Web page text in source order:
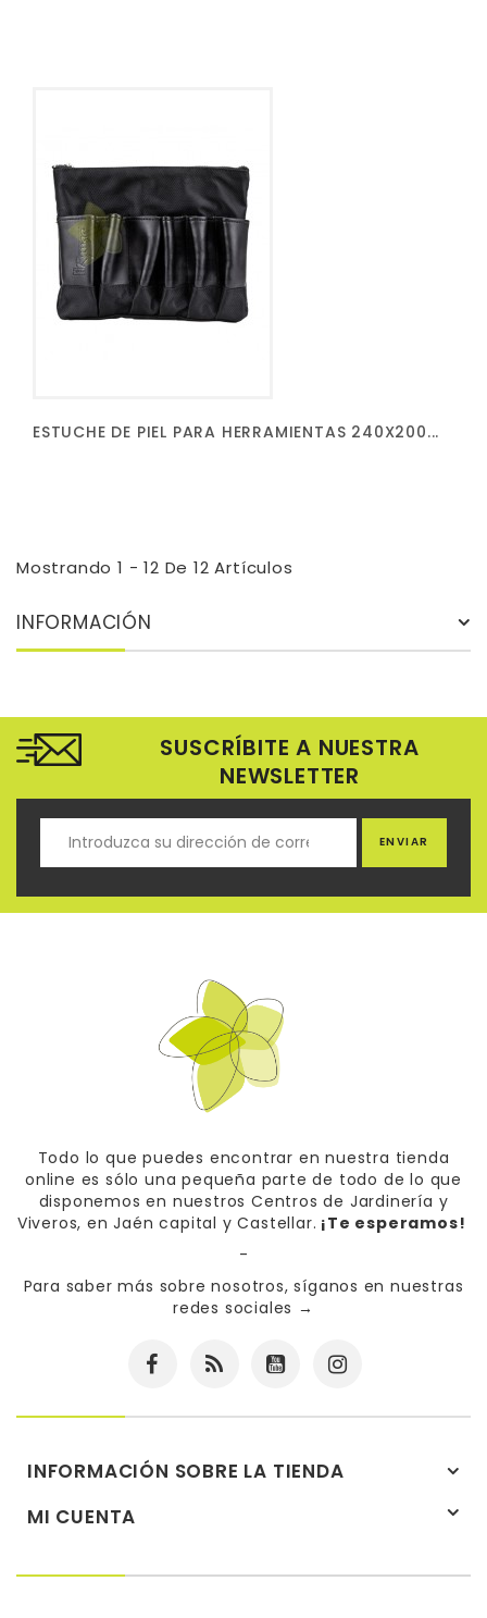
ESTUCHE DE PIEL PARA HERRAMIENTAS 240X200...
Mostrando 1 - 12 De 12 Artículos
INFORMACIÓN
SUSCRÍBITE A NUESTRA
NEWSLETTER
ENVIAR
Todo lo que puedes encontrar en nuestra tienda
online es sólo una pequeña parte de todo de lo que
disponemos en nuestros Centros de Jardinería y
Viveros, en Jaén capital y Castellar. ¡Te esperamos!
-
Para saber más sobre nosotros, síganos en nuestras
redes sociales →
INFORMACIÓN SOBRE LA TIENDA
MI CUENTA